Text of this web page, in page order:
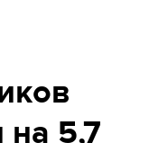
на 5,7